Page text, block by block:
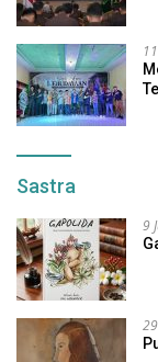
Sastra
9